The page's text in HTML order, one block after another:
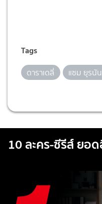
Tags
ดาราเดลี่ แซม ยุรนั
10 ละคร-ซีรีส์ ยอ